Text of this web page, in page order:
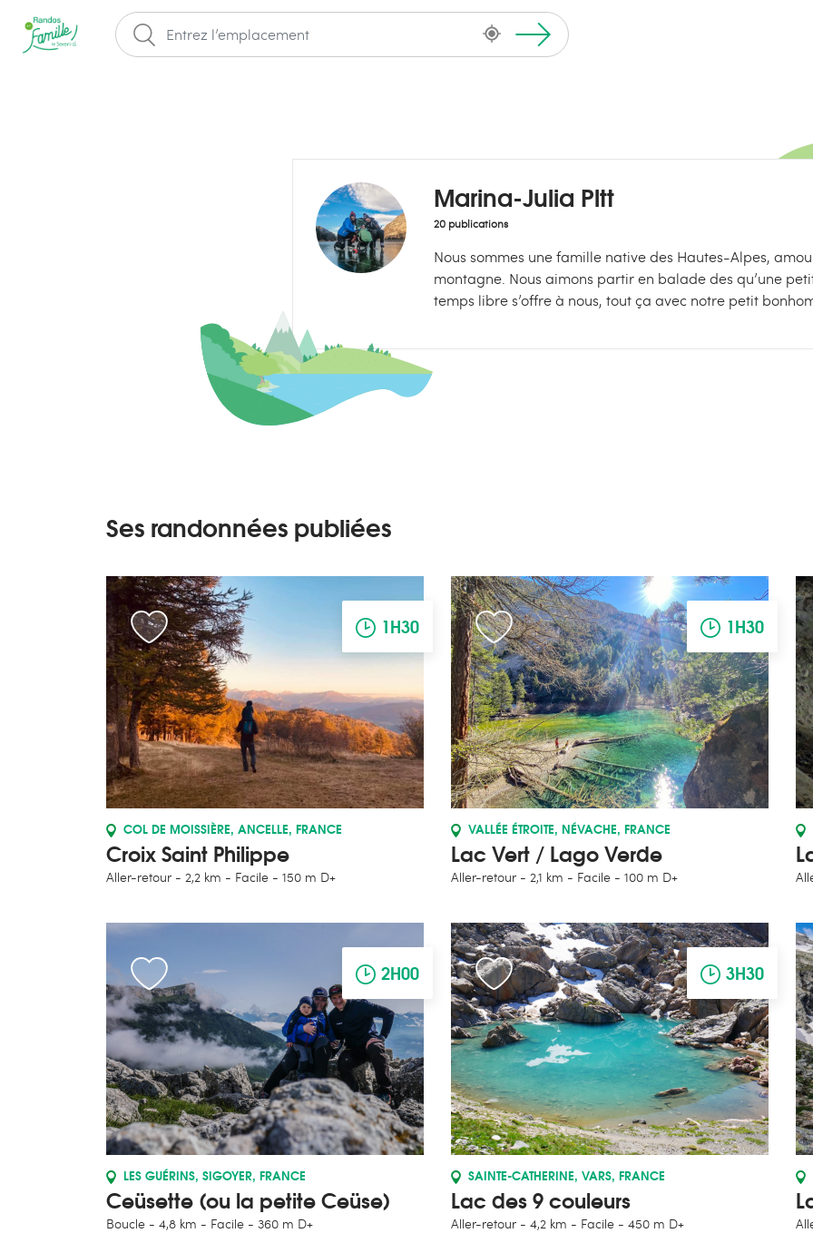
Marina-Julia Pltt
20 publications
Nous sommes une famille native des Hautes-Alpes,
montagne. Nous aimons partir en balade des qu’une
temps libre s’offre à nous, tout ça avec notre petit
Ses randonnées publiées
1H30
COL DE MOISSIÈRE, ANCELLE, FRANCE
Croix Saint Philippe
Aller-retour 2,2 km Facile 150 m D+
1H30
VALLÉE ÉTROITE, NÉVACHE, FRANCE
Lac Vert / Lago Verde
Aller-retour 2,1 km Facile 100 m D+
2H00
LES GUÉRINS, SIGOYER, FRANCE
Ceüsette (ou la petite Ceüse)
Boucle 4,8 km Facile 360 m D+
3H30
SAINTE-CATHERINE, VARS, FRANCE
Lac des 9 couleurs
Aller-retour 4,2 km Facile 450 m D+